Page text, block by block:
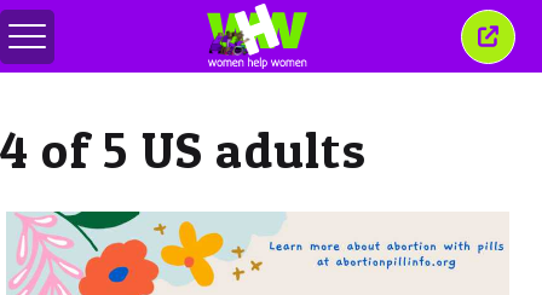
Перемкнути
меню
це
4 of 5 US adults